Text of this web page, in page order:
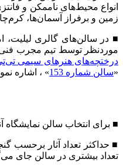
انواع محیط‌های ناممکن و
زمین و برفراز آسمان‌ها،
■ در سالن‌های گالری لیلیت،
موردنظر توسط تیم مجرب
درختچه‌های هنرهای سیمی
«سالن شماره 153 » ، اشاره
■ برای انتخاب سالن نمایشگاه
■ حداکثر تعداد آثار برحسب
تعداد بیشتری در سالن جای